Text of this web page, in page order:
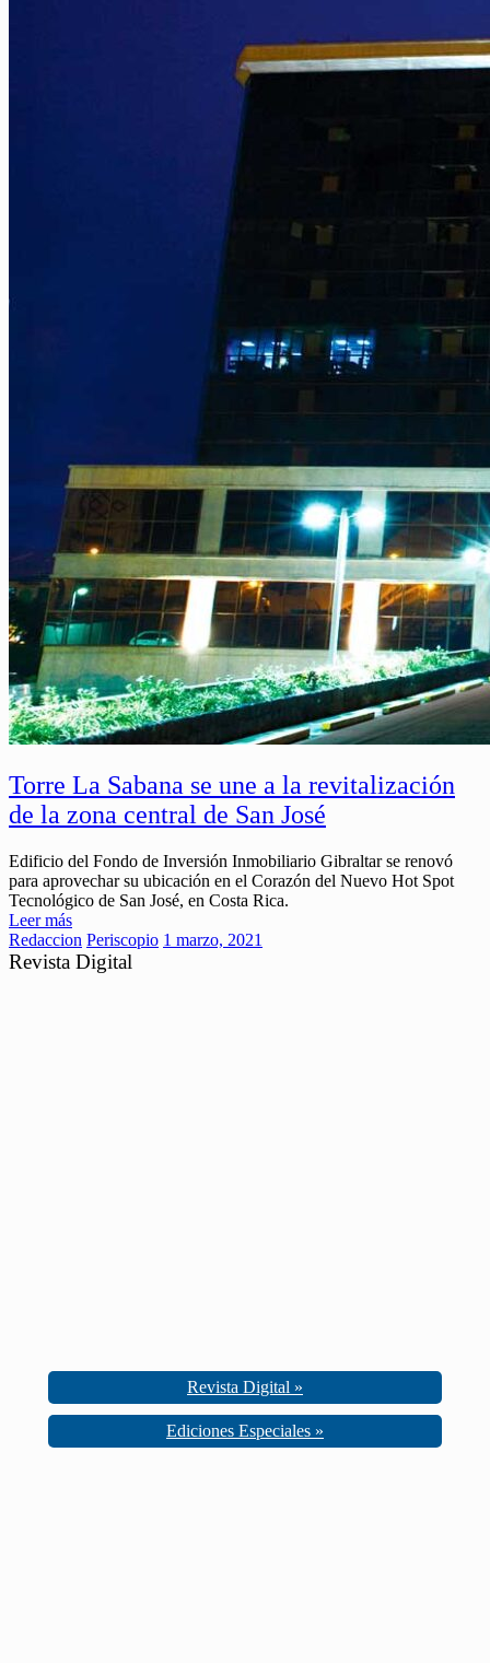
Torre La Sabana se une a la revitalización
de la zona central de San José
Edificio del Fondo de Inversión Inmobiliario Gibraltar se renovó
para aprovechar su ubicación en el Corazón del Nuevo Hot Spot
Tecnológico de San José, en Costa Rica.
Leer más
Redaccion Periscopio 1 marzo, 2021
Revista Digital
Revista Digital »
Ediciones Especiales »